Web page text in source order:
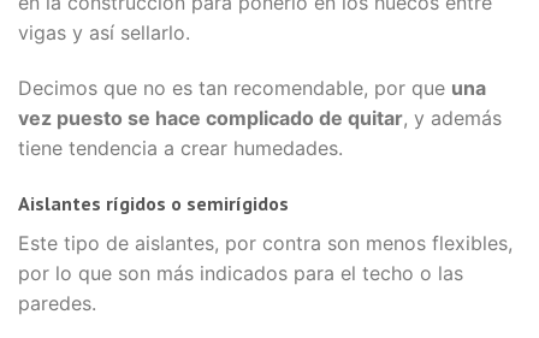
vigas y así sellarlo.
Decimos que no es tan recomendable, por que una
vez puesto se hace complicado de quitar, y además
tiene tendencia a crear humedades.
Aislantes rígidos o semirígidos
Este tipo de aislantes, por contra son menos flexibles,
por lo que son más indicados para el techo o las
paredes.